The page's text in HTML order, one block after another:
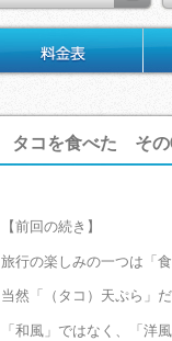
タコを食べた そ
【前回の続き】
旅行の楽しみの一つは「食
当然「（タコ）天ぷら」
「和風」ではなく、「洋